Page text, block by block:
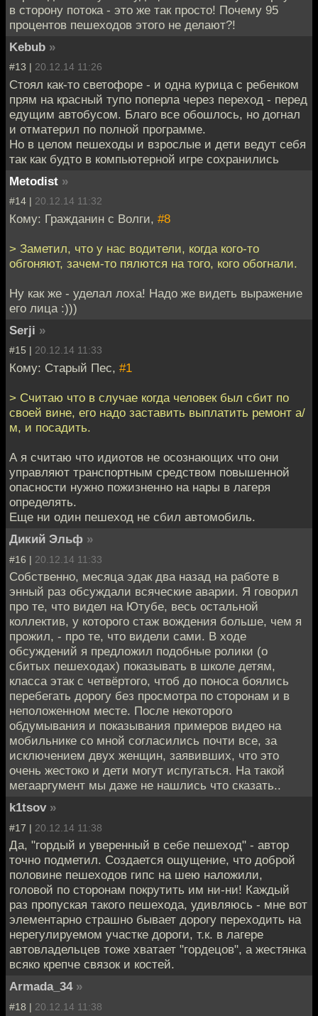
в сторону потока - это же так просто! Почему 95
процентов пешеходов этого не делают?!
Kebub »
#13 | 20.12.14 11:26
Стоял как-то светофоре - и одна курица с ребенком
прям на красный тупо поперла через переход - перед
едущим автобусом. Благо все обошлось, но догнал
и отматерил по полной программе.
Но в целом пешеходы и взрослые и дети ведут себя
так как будто в компьютерной игре сохранились
Metodist »
#14 | 20.12.14 11:32
Кому: Гражданин с Волги, #8
> Заметил, что у нас водители, когда кого-то
обгоняют, зачем-то пялются на того, кого обогнали.
Ну как же - уделал лоха! Надо же видеть выражение
его лица :)))
Serji »
#15 | 20.12.14 11:33
Кому: Старый Пес, #1
> Считаю что в случае когда человек был сбит по
своей вине, его надо заставить выплатить ремонт а/
м, и посадить.
А я считаю что идиотов не осознающих что они
управляют транспортным средством повышенной
опасности нужно пожизненно на нары в лагеря
определять.
Еще ни один пешеход не сбил автомобиль.
Дикий Эльф »
#16 | 20.12.14 11:33
Собственно, месяца эдак два назад на работе в
энный раз обсуждали всяческие аварии. Я говорил
про те, что видел на Ютубе, весь остальной
коллектив, у которого стаж вождения больше, чем я
прожил, - про те, что видели сами. В ходе
обсуждений я предложил подобные ролики (о
сбитых пешеходах) показывать в школе детям,
класса этак с четвёртого, чтоб до поноса боялись
перебегать дорогу без просмотра по сторонам и в
неположенном месте. После некоторого
обдумывания и показывания примеров видео на
мобильнике со мной согласились почти все, за
исключением двух женщин, заявивших, что это
очень жестоко и дети могут испугаться. На такой
мегааргумент мы даже не нашлись что сказать..
k1tsov »
#17 | 20.12.14 11:38
Да, "гордый и уверенный в себе пешеход" - автор
точно подметил. Создается ощущение, что доброй
половине пешеходов гипс на шею наложили,
головой по сторонам покрутить им ни-ни! Каждый
раз пропуская такого пешехода, удивляюсь - мне вот
элементарно страшно бывает дорогу переходить на
нерегулируемом участке дороги, т.к. в лагере
автовладельцев тоже хватает "гордецов", а жестянка
всяко крепче связок и костей.
Armada_34 »
#18 | 20.12.14 11:38